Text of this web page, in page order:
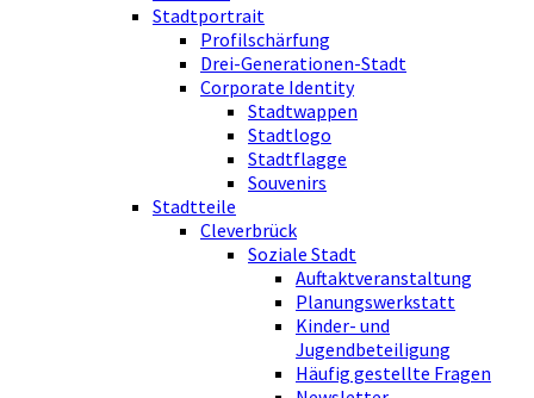
Stadtportrait
Profilschärfung
Drei-Generationen-Stadt
Corporate Identity
Stadtwappen
Stadtlogo
Stadtflagge
Souvenirs
Stadtteile
Cleverbrück
Soziale Stadt
Auftaktveranstaltung
Planungswerkstatt
Kinder- und
Jugendbeteiligung
Häufig gestellte Fragen